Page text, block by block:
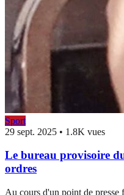
Sport
29 sept. 2025 • 1.8K vues
Le bureau provisoire
ordres
Au cours d'un point de presse